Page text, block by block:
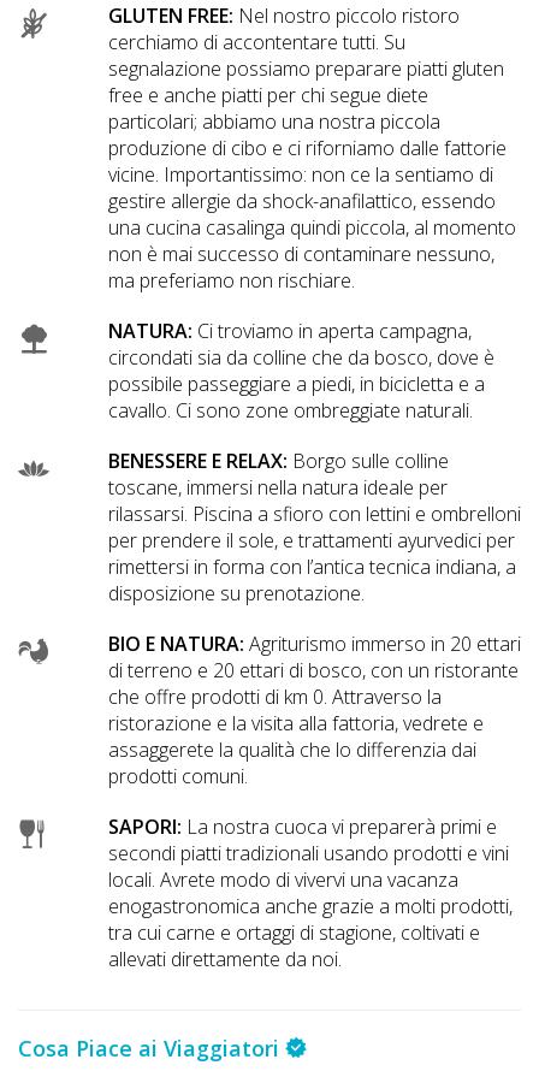
GLUTEN FREE: Nel nostro piccolo ristoro
cerchiamo di accontentare tutti. Su
segnalazione possiamo preparare piatti gluten
free e anche piatti per chi segue diete
particolari; abbiamo una nostra piccola
produzione di cibo e ci riforniamo dalle fattorie
vicine. Importantissimo: non ce la sentiamo di
gestire allergie da shock-anafilattico, essendo
una cucina casalinga quindi piccola, al momento
non è mai successo di contaminare nessuno,
ma preferiamo non rischiare.
NATURA: Ci troviamo in aperta campagna,
circondati sia da colline che da bosco, dove è
possibile passeggiare a piedi, in bicicletta e a
cavallo. Ci sono zone ombreggiate naturali.
BENESSERE E RELAX: Borgo sulle colline
toscane, immersi nella natura ideale per
rilassarsi. Piscina a sfioro con lettini e ombrelloni
per prendere il sole, e trattamenti ayurvedici per
rimettersi in forma con l’antica tecnica indiana, a
disposizione su prenotazione.
BIO E NATURA: Agriturismo immerso in 20 ettari
di terreno e 20 ettari di bosco, con un ristorante
che offre prodotti di km 0. Attraverso la
ristorazione e la visita alla fattoria, vedrete e
assaggerete la qualità che lo differenzia dai
prodotti comuni.
SAPORI: La nostra cuoca vi preparerà primi e
secondi piatti tradizionali usando prodotti e vini
locali. Avrete modo di vivervi una vacanza
enogastronomica anche grazie a molti prodotti,
tra cui carne e ortaggi di stagione, coltivati e
allevati direttamente da noi.
Cosa Piace ai Viaggiatori